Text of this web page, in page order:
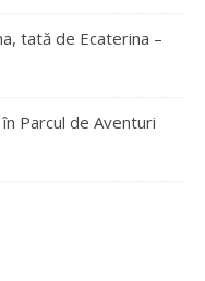
tată de Ecaterina –
Parcul de Aventuri